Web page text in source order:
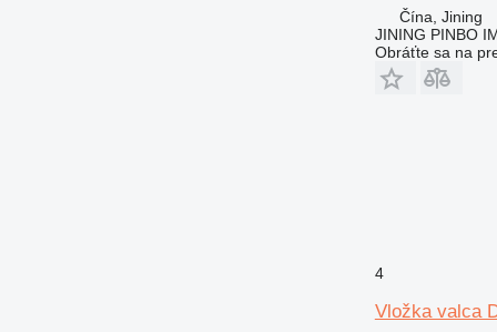
Čína, Jining
JINING PINBO
Obráťte sa na
4
Vložka valca